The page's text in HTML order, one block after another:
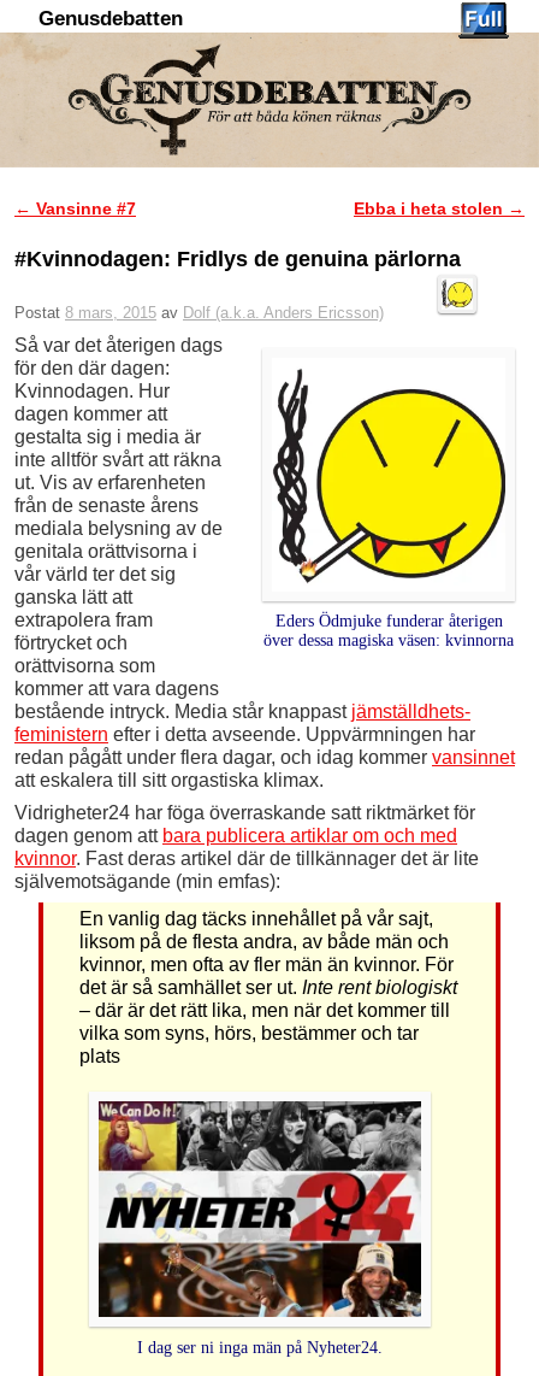
Genusdebatten
Inläggsnavigering
← Vansinne #7 Ebba i heta stolen →
#Kvinnodagen: Fridlys de genuina pärlorna
Postat 8 mars, 2015 av Dolf (a.k.a. Anders Ericsson)
Eders Ödmjuke funderar återigen
över dessa magiska väsen: kvinnorna
Så var det återigen dags
för den där dagen:
Kvinnodagen. Hur
dagen kommer att
gestalta sig i media är
inte alltför svårt att räkna
ut. Vis av erfarenheten
från de senaste årens
mediala belysning av de
genitala orättvisorna i
vår värld ter det sig
ganska lätt att
extrapolera fram
förtrycket och
orättvisorna som
kommer att vara dagens
bestående intryck. Media står knappast jämställd­hets­
feministern efter i detta avseende. Uppvärmningen har
redan pågått under flera dagar, och idag kommer vansinnet
att eskalera till sitt orgastiska klimax.
Vidrigheter24 har föga överraskande satt riktmärket för
dagen genom att bara publicera artiklar om och med
kvinnor. Fast deras artikel där de tillkännager det är lite
självemotsägande (min emfas):
En vanlig dag täcks innehållet på vår sajt,
liksom på de flesta andra, av både män och
kvinnor, men ofta av fler män än kvinnor. För
det är så samhället ser ut. Inte rent biologiskt
– där är det rätt lika, men när det kommer till
vilka som syns, hörs, bestämmer och tar
plats
I dag ser ni inga män på Nyheter24.